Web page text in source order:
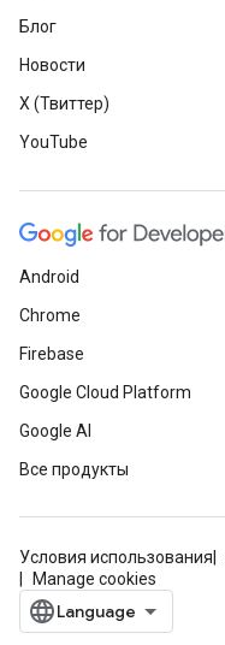
Блог
Новости
X (Твиттер)
YouTube
Android
Chrome
Firebase
Google Cloud Platform
Google AI
Все продукты
Условия использования
Manage cookies